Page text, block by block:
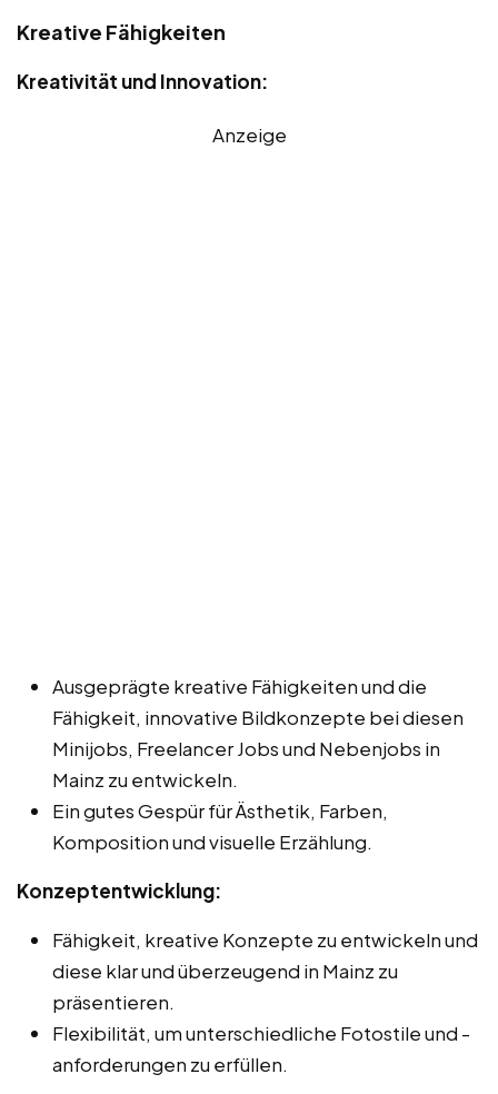
Kreative Fähigkeiten
Kreativität und Innovation:
Anzeige
Ausgeprägte kreative Fähigkeiten und die
Fähigkeit, innovative Bildkonzepte bei diesen
Minijobs, Freelancer Jobs und Nebenjobs in
Mainz zu entwickeln.
Ein gutes Gespür für Ästhetik, Farben,
Komposition und visuelle Erzählung.
Konzeptentwicklung:
Fähigkeit, kreative Konzepte zu entwickeln und
diese klar und überzeugend in Mainz zu
präsentieren.
Flexibilität, um unterschiedliche Fotostile und -
anforderungen zu erfüllen.